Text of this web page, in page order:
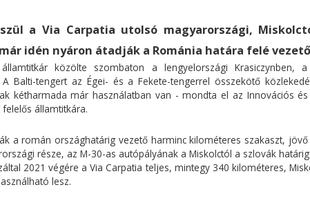
a Via Carpatia utolsó magyarországi,
idén nyáron átadják a Románia határa felé
közölte szombaton a lengyelországi Krasiczynben,
Balti-tengert az Égei- és a Fekete-tengerrel összekötő
kétharmada már használatban van - mondta el az Innovációs
államtitkára.
a román országhatárig vezető harminc kilométeres szakaszt,
része, az M-30-as autópályának a Miskolctól a szlovák
2021 végére a Via Carpatia teljes, mintegy 340 kilométeres,
lesz.